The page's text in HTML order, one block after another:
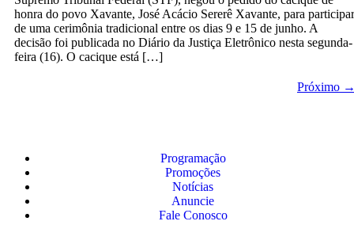
honra do povo Xavante, José Acácio Sererê Xavante, para participar
de uma cerimônia tradicional entre os dias 9 e 15 de junho. A
decisão foi publicada no Diário da Justiça Eletrônico nesta segunda-
feira (16). O cacique está […]
Próximo
Programação
Promoções
Notícias
Anuncie
Fale Conosco